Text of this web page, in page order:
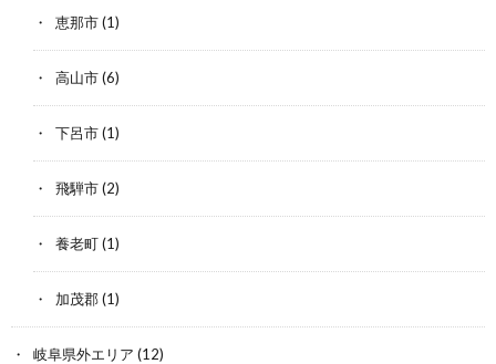
恵那市(1)
高山市(6)
下呂市(1)
飛騨市(2)
養老町(1)
加茂郡(1)
岐阜県外エリア (12)